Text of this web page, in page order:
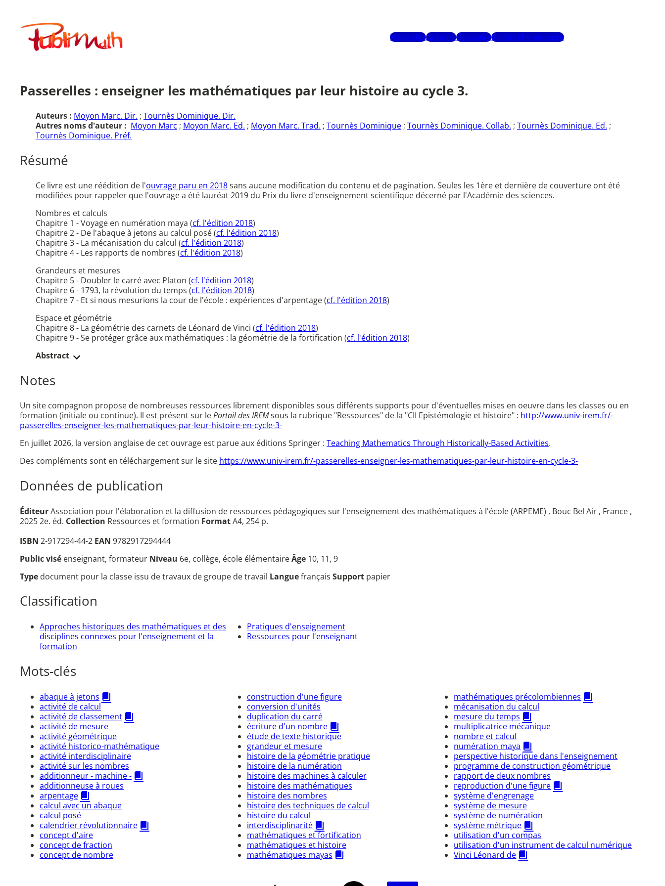
contenuPublimath
Mots-clésAuteursGlossaireRecherche avancée
Passerelles : enseigner les mathématiques par leur histoire au cycle 3.
Auteurs : Moyon Marc. Dir. ; Tournès Dominique. Dir.
Autres noms d'auteur : Moyon Marc ; Moyon Marc. Ed. ; Moyon Marc. Trad. ; Tournès Dominique ; Tournès Dominique. Collab. ; Tournès Dominique. Ed. ;
Tournès Dominique. Préf.
Résumé
Ce livre est une réédition de l'ouvrage paru en 2018sans aucune modification du contenu et de pagination. Seules les 1ère et dernière de couverture ont été
modifiées pour rappeler que l'ouvrage a été lauréat 2019 du Prix du livre d'enseignement scientifique décerné par l'Académie des sciences.
Nombres et calculs
Chapitre 1 - Voyage en numération maya (cf. l'édition 2018)
Chapitre 2 - De l'abaque à jetons au calcul posé (cf. l'édition 2018)
Chapitre 3 - La mécanisation du calcul (cf. l'édition 2018)
Chapitre 4 - Les rapports de nombres (cf. l'édition 2018)
Grandeurs et mesures
Chapitre 5 - Doubler le carré avec Platon (cf. l'édition 2018)
Chapitre 6 - 1793, la révolution du temps (cf. l'édition 2018)
Chapitre 7 - Et si nous mesurions la cour de l'école : expériences d'arpentage (cf. l'édition 2018)
Espace et géométrie
Chapitre 8 - La géométrie des carnets de Léonard de Vinci (cf. l'édition 2018)
Chapitre 9 - Se protéger grâce aux mathématiques : la géométrie de la fortification (cf. l'édition 2018)
Abstract
Notes
Un site compagnon propose de nombreuses ressources librement disponibles sous différents supports pour d'éventuelles mises en oeuvre dans les classes ou en
formation (initiale ou continue). Il est présent sur lePortail des IREMsous la rubrique "Ressources" de la "CII Epistémologie et histoire" : http://www.univ-irem.fr/-
passerelles-enseigner-les-mathematiques-par-leur-histoire-en-cycle-3-
En juillet 2026, la version anglaise de cet ouvrage est parue aux éditions Springer : Teaching Mathematics Through Historically-Based Activities.
Des compléments sont en téléchargement sur le site https://www.univ-irem.fr/-passerelles-enseigner-les-mathematiques-par-leur-histoire-en-cycle-3-
Données de publication
ÉditeurAssociation pour l'élaboration et la diffusion de ressources pédagogiques sur l'enseignement des mathématiques à l'école (ARPEME) , Bouc Bel Air , France ,
2025 2e. éd. Collection Ressources et formation FormatA4, 254 p.
ISBN 2-917294-44-2 EAN 9782917294444
Public visé enseignant, formateur Niveau 6e, collège, école élémentaireÂge 10, 11, 9
Type document pour la classe issu de travaux de groupe de travail Languefrançais Support papier
Classification
Approches historiques des mathématiques et des
disciplines connexes pour l'enseignement et la
formation
Pratiques d'enseignement
Ressources pour l'enseignant
Mots-clés
abaque à jetons
activité de calcul
activité de classement
activité de mesure
activité géométrique
activité historico-mathématique
activité interdisciplinaire
activité sur les nombres
additionneur - machine -
additionneuse à roues
arpentage
calcul avec un abaque
calcul posé
calendrier révolutionnaire
concept d'aire
concept de fraction
concept de nombre
construction d'une figure
conversion d'unités
duplication du carré
écriture d'un nombre
étude de texte historique
grandeur et mesure
histoire de la géométrie pratique
histoire de la numération
histoire des machines à calculer
histoire des mathématiques
histoire des nombres
histoire des techniques de calcul
histoire du calcul
interdisciplinarité
mathématiques et fortification
mathématiques et histoire
mathématiques mayas
mathématiques précolombiennes
mécanisation du calcul
mesure du temps
multiplicatrice mécanique
nombre et calcul
numération maya
perspective historique dans l'enseignement
programme de construction géométrique
rapport de deux nombres
reproduction d'une figure
système d'engrenage
système de mesure
système de numération
système métrique
utilisation d'un compas
utilisation d'un instrument de calcul numérique
Vinci Léonard de